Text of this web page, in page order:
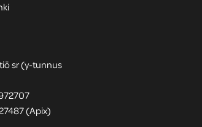
sr (y-tunnus
(Apix)